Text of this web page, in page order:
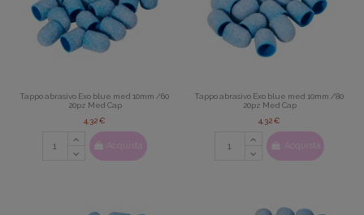
Tappo abrasivo Exo blue med 10mm /60
20pz Med Cap
4,32 €
Acquista
Tappo abrasivo Exo blue med 10mm /80
20pz Med Cap
4,32 €
Acquista